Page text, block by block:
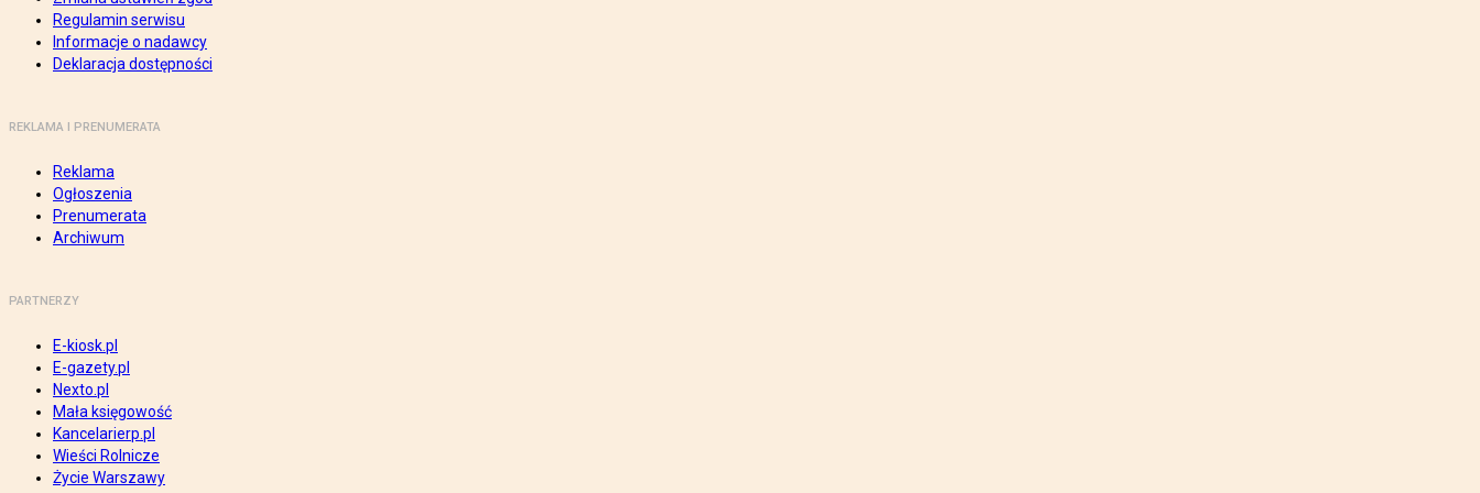
Regulamin serwisu
Informacje o nadawcy
Deklaracja dostępności
REKLAMA I PRENUMERATA
Reklama
Ogłoszenia
Prenumerata
Archiwum
PARTNERZY
E-kiosk.pl
E-gazety.pl
Nexto.pl
Mała księgowość
Kancelarierp.pl
Wieści Rolnicze
Życie Warszawy